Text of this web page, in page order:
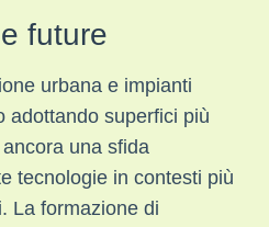
future
urbana e impianti
adottando superfici più
una sfida
tecnologie in contesti più
La formazione di